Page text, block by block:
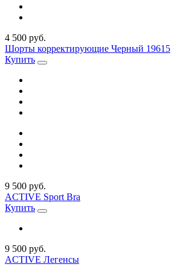
4 500 руб.
Шорты корректирующие Черный 19615
Купить
9 500 руб.
ACTIVE Sport Bra
Купить
9 500 руб.
ACTIVE Легенсы